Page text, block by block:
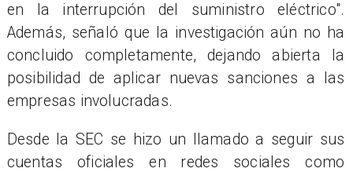
en la interrupción del suministro eléctrico".
Además, señaló que la investigación aún no ha
concluido completamente, dejando abierta la
posibilidad de aplicar nuevas sanciones a las
empresas involucradas.
Desde la SEC se hizo un llamado a seguir sus
cuentas oficiales en redes sociales como